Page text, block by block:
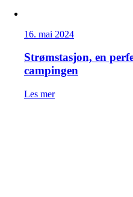
16. mai 2024
Strømstasjon, en
campingen
Les mer